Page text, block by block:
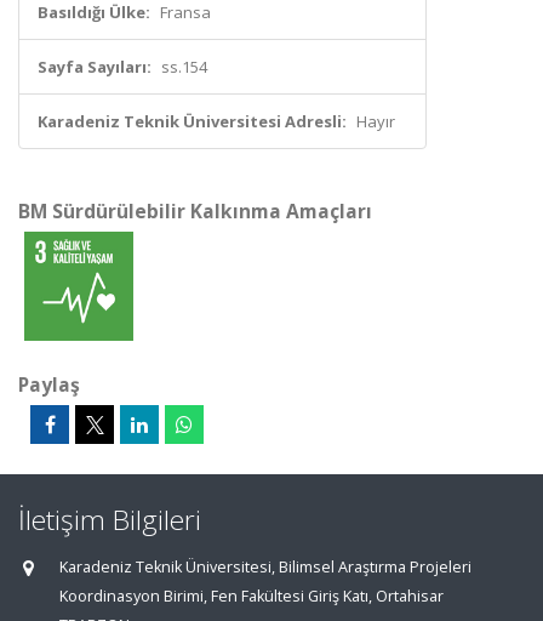
Basıldığı Ülke: Fransa
Sayfa Sayıları: ss.154
Karadeniz Teknik Üniversitesi Adresli: Hayır
BM Sürdürülebilir Kalkınma Amaçları
Paylaş
İletişim Bilgileri
Karadeniz Teknik Üniversitesi, Bilimsel Araştırma Projeleri
Koordinasyon Birimi, Fen Fakültesi Giriş Katı, Ortahisar